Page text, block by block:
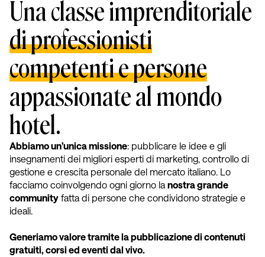
Una classe imprenditoriale
di professionisti
competenti e persone
appassionate al mondo
hotel.
Abbiamo un’unica missione: pubblicare le idee e gli
insegnamenti dei migliori esperti di marketing, controllo di
gestione e crescita personale del mercato italiano. Lo
facciamo coinvolgendo ogni giorno la nostra grande
community fatta di persone che condividono strategie e
ideali.
Generiamo valore tramite la pubblicazione di contenuti
gratuiti, corsi ed eventi dal vivo.